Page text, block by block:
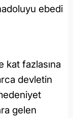
ebedi
kat fazlasına
devletin
gelen